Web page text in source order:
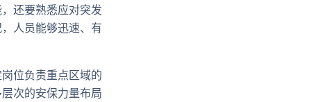
还要熟悉应对突发
人员能够迅速、有
位负责重点区域的
次的安保力量布局